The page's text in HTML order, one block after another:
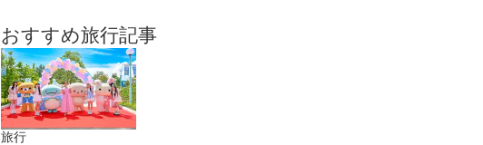
おすすめ旅行記事
旅行